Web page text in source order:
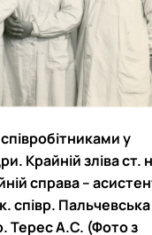
у
Крайній зліва ст.
справа –
співр. Пальчевська
Терес А.С. (Фото з